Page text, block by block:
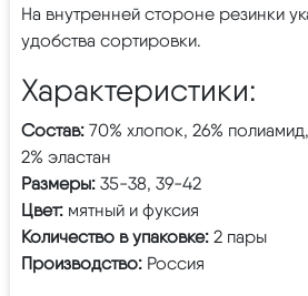
На внутренней стороне резинки
удобства сортировки.
Характеристики:
Состав: 70% хлопок, 26%
2% эластан
Размеры: 35-38, 39-42
Цвет: мятный и фуксия
Количество в упаковке: 2 пары
Производство: Россия